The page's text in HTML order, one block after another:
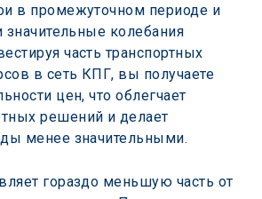
в промежуточном периоде и
значительные колебания
часть транспортных
в сеть КПГ, вы получаете
цен, что облегчает
решений и делает
менее значительными.
гораздо меньшую часть от